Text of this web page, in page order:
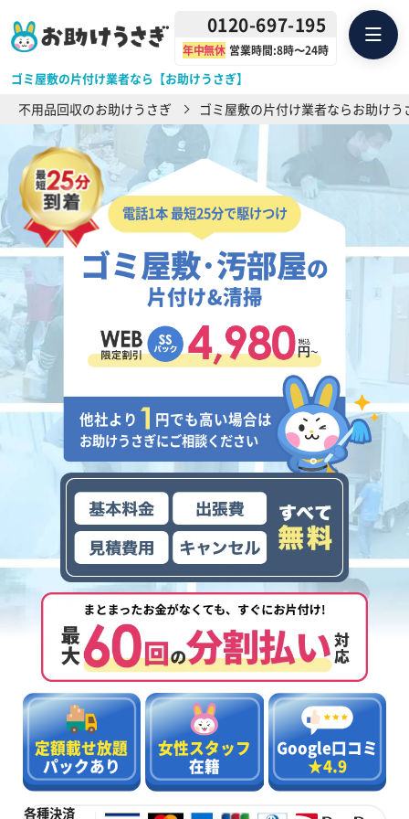
ゴミ屋敷の片付け業者なら【お助けうさぎ】
0120-697-195
年中無休 営業時間:8時〜24時
不用品回収のお助けうさぎ ゴミ屋敷の片付け業者ならお助けう
電話1本 最短25分で駆けつけ
ゴミ屋敷･汚部屋の
片付け&清掃
他社より 円でも高い場合は
お助けうさぎにご相談ください
定額載せ放題
パックあり
女性スタッフ
在籍
Google口コミ
★4.9
各種決済